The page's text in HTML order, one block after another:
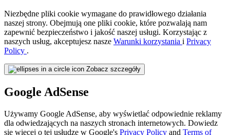
Niezbędne pliki cookie wymagane do prawidłowego działania
naszej strony. Obejmują one pliki cookie, które pozwalają nam
zapewnić bezpieczeństwo i jakość naszej usługi. Korzystając z
naszych usług, akceptujesz nasze Warunki korzystania i Privacy
Policy .
Zobacz szczegóły
Google AdSense
Używamy Google AdSense, aby wyświetlać odpowiednie reklamy
dla odwiedzających na naszych stronach internetowych. Dowiedz
się więcej o tej usłudze w Google's Privacy Policy and Terms of